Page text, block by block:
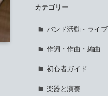
カテゴリー
バンド活動・ライブ
作詞・作曲・編曲
初心者ガイド
楽器と演奏